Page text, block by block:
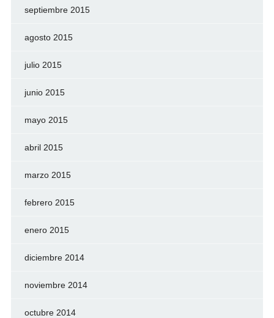
septiembre 2015
agosto 2015
julio 2015
junio 2015
mayo 2015
abril 2015
marzo 2015
febrero 2015
enero 2015
diciembre 2014
noviembre 2014
octubre 2014